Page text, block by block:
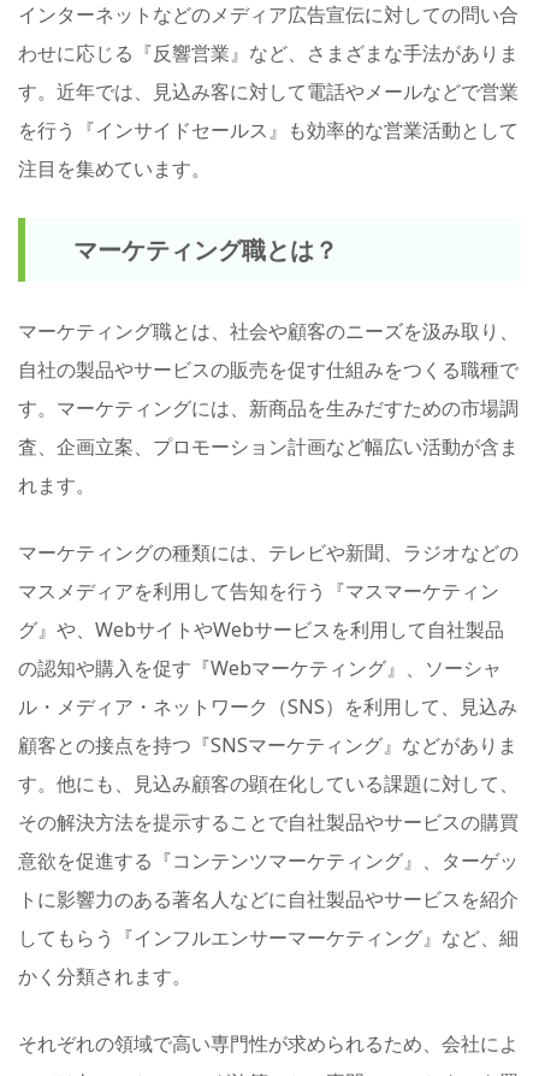
インターネットなどのメディア広告宣伝に対しての問い合
わせに応じる『反響営業』など、さまざまな手法がありま
す。近年では、見込み客に対して電話やメールなどで営業
を行う『インサイドセールス』も効率的な営業活動として
注目を集めています。
マーケティング職とは？
マーケティング職とは、社会や顧客のニーズを汲み取り、
自社の製品やサービスの販売を促す仕組みをつくる職種で
す。マーケティングには、新商品を生みだすための市場調
査、企画立案、プロモーション計画など幅広い活動が含ま
れます。
マーケティングの種類には、テレビや新聞、ラジオなどの
マスメディアを利用して告知を行う『マスマーケティン
グ』や、WebサイトやWebサービスを利用して自社製品
の認知や購入を促す『Webマーケティング』、ソーシャ
ル・メディア・ネットワーク（SNS）を利用して、見込み
顧客との接点を持つ『SNSマーケティング』などがありま
す。他にも、見込み顧客の顕在化している課題に対して、
その解決方法を提示することで自社製品やサービスの購買
意欲を促進する『コンテンツマーケティング』、ターゲッ
トに影響力のある著名人などに自社製品やサービスを紹介
してもらう『インフルエンサーマーケティング』など、細
かく分類されます。
それぞれの領域で高い専門性が求められるため、会社によ